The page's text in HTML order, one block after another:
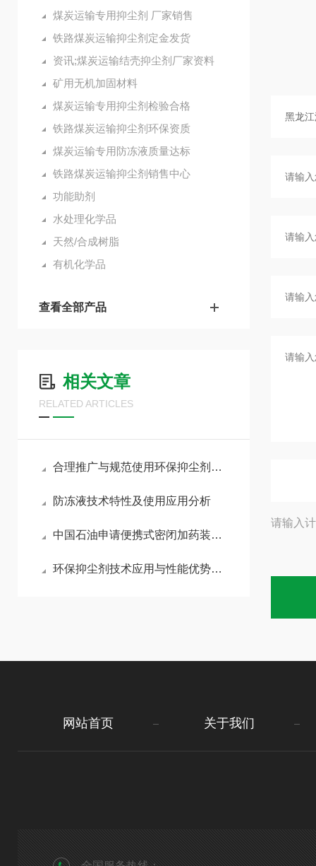
煤炭运输专用抑尘剂 厂家销售
铁路煤炭运输抑尘剂定金发货
资讯;煤炭运输结壳抑尘剂厂家资料
矿用无机加固材料
煤炭运输专用抑尘剂检验合格
铁路煤炭运输抑尘剂环保资质
煤炭运输专用防冻液质量达标
铁路煤炭运输抑尘剂销售中心
功能助剂
水处理化学品
天然/合成树脂
有机化学品
查看全部产品
相关文章
RELATED ARTICLES
合理推广与规范使用环保抑尘剂助力各行业扬尘达标治理
防冻液技术特性及使用应用分析
中国石油申请便携式密闭加药装置及方法，确保臭味剂无法向外扩散
环保抑尘剂技术应用与性能优势分析
请输入
网站首页 关于我们